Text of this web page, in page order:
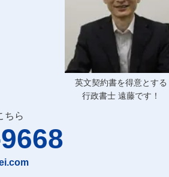
英文契約書を得意とする
行政書士 遠藤です！
ちら